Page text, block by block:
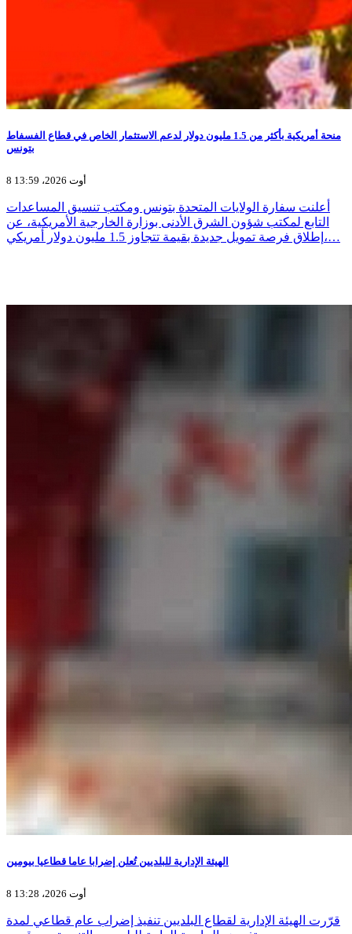
منحة أمريكية بأكثر من 1.5 مليون دولار لدعم الاستثمار الخاص في قطاع الفسفاط
بتونس
8 أوت 2026، 13:59
أعلنت سفارة الولايات المتحدة بتونس ومكتب تنسيق المساعدات
التابع لمكتب شؤون الشرق الأدنى بوزارة الخارجية الأمريكية، عن
إطلاق فرصة تمويل جديدة بقيمة تتجاوز 1.5 مليون دولار أمريكي،…
الهيئة الإدارية للبلديين تُعلن إضرابا عاما قطاعيا بيومين
8 أوت 2026، 13:28
قرّرت الهيئة الإدارية لقطاع البلديين تنفيذ إضراب عام قطاعي لمدة